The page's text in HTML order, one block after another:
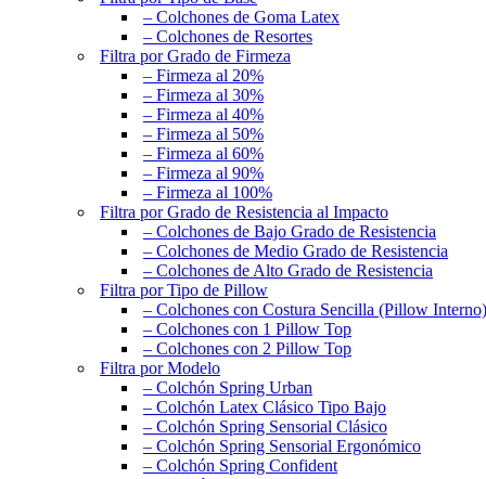
– Colchones de Goma Latex
– Colchones de Resortes
Filtra por Grado de Firmeza
– Firmeza al 20%
– Firmeza al 30%
– Firmeza al 40%
– Firmeza al 50%
– Firmeza al 60%
– Firmeza al 90%
– Firmeza al 100%
Filtra por Grado de Resistencia al Impacto
– Colchones de Bajo Grado de Resistencia
– Colchones de Medio Grado de Resistencia
– Colchones de Alto Grado de Resistencia
Filtra por Tipo de Pillow
– Colchones con Costura Sencilla (Pillow Interno)
– Colchones con 1 Pillow Top
– Colchones con 2 Pillow Top
Filtra por Modelo
– Colchón Spring Urban
– Colchón Latex Clásico Tipo Bajo
– Colchón Spring Sensorial Clásico
– Colchón Spring Sensorial Ergonómico
– Colchón Spring Confident